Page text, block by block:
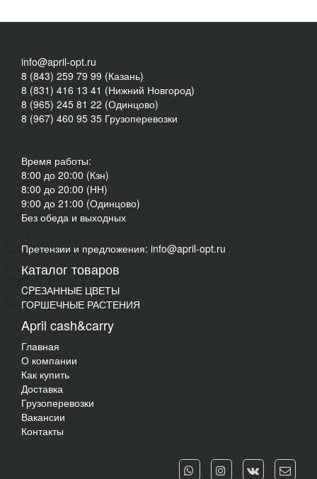
info@april-opt.ru
8 (843) 259 79 99 (Казань)
8 (831) 416 13 41 (Нижний Новгород)
8 (965) 245 81 22 (Одинцово)
8 (967) 460 95 35 Грузоперевозки
Время работы:
8:00 до 20:00 (Кзн)
8:00 до 20:00 (НН)
9:00 до 21:00 (Одинцово)
Без обеда и выходных
Претензии и предложения: info@april-opt.ru
Каталог товаров
CPЕЗАННЫЕ ЦВЕТЫ
ГОРШЕЧНЫЕ РАСТЕНИЯ
April cash&carry
Главная
О компании
Как купить
Доставка
Грузоперевозки
Вакансии
Контакты